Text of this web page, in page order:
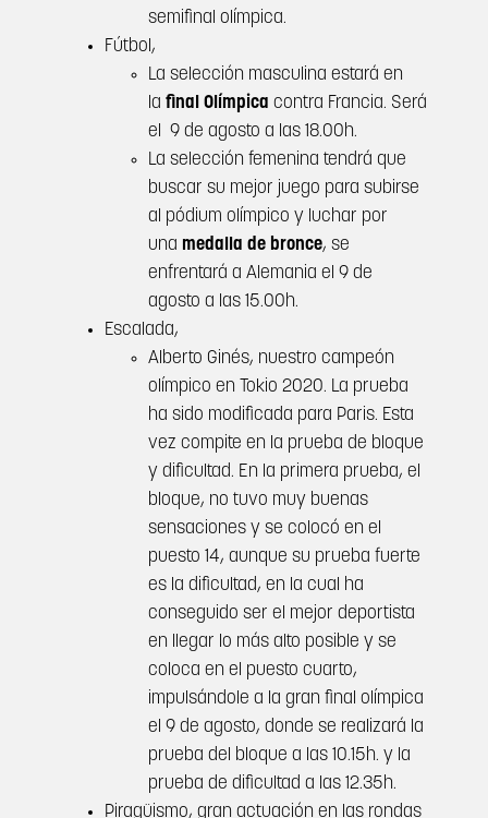
semifinal olímpica.
Fútbol,
La selección masculina estará en
la final Olímpica contra Francia. Será
el 9 de agosto a las 18.00h.
La selección femenina tendrá que
buscar su mejor juego para subirse
al pódium olímpico y luchar por
una medalla de bronce, se
enfrentará a Alemania el 9 de
agosto a las 15.00h.
Escalada,
Alberto Ginés, nuestro campeón
olímpico en Tokio 2020. La prueba
ha sido modificada para Paris. Esta
vez compite en la prueba de bloque
y dificultad. En la primera prueba, el
bloque, no tuvo muy buenas
sensaciones y se colocó en el
puesto 14, aunque su prueba fuerte
es la dificultad, en la cual ha
conseguido ser el mejor deportista
en llegar lo más alto posible y se
coloca en el puesto cuarto,
impulsándole a la gran final olímpica
el 9 de agosto, donde se realizará la
prueba del bloque a las 10.15h. y la
prueba de dificultad a las 12.35h.
Piragüismo, gran actuación en las rondas